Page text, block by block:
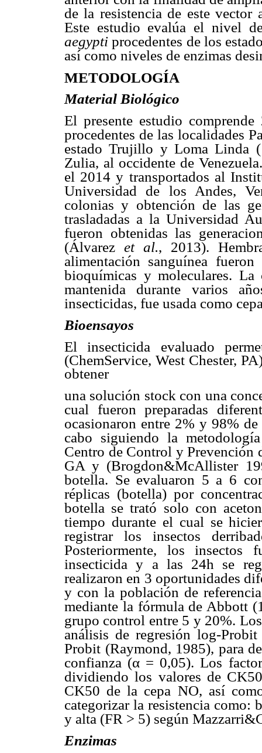
de la resistencia de este vector
Este estudio evalúa el nivel
aegyptiprocedentes de los
así como niveles de enzimas
METODOLOGÍA
Material Biológico
El presente estudio
procedentes de las localidades
estado Trujillo y Loma Linda
Zulia, al occidente de
el 2014 y transportados al
Universidad de los Andes,
colonias y obtención de las
trasladadas a la Universidad
fueron obtenidas las
(Álvarez et al., 2013).
alimentación sanguínea
bioquímicas y moleculares.
mantenida durante varios
insecticidas, fue usada como
Bioensayos
El insecticida evaluado
(ChemService, West Chester,
obtener
una solución stock con una
cual fueron preparadas
ocasionaron entre 2% y 98%
cabo siguiendo la
Centro de Control y Prevención
GA y (Brogdon&McAllister
botella. Se evaluaron 5 a 6
réplicas (botella) por
botella se trató solo con
tiempo durante el cual se
registrar los insectos
Posteriormente, los insectos
insecticida y a las 24h se
realizaron en 3 oportunidades
y con la población de
mediante la fórmula de Abbott
grupo control entre 5 y 20%.
análisis de regresión log-
Probit (Raymond, 1985), para
confianza (α = 0,05). Los
dividiendo los valores de
CK50 de la cepa NO, así
categorizar la resistencia como:
y alta (FR > 5) según
Enzimas